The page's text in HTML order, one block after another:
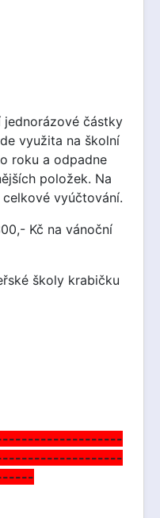
jednorázové částky
využita na školní
roku a odpadne
položek. Na
vyúčtování.
Kč na vánoční
školy krabičku